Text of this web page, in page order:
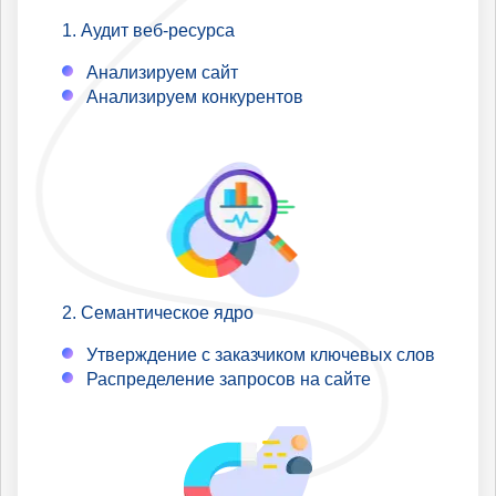
Аудит веб-ресурса
Анализируем сайт
Анализируем конкурентов
Семантическое ядро
Утверждение с заказчиком ключевых слов
Распределение запросов на сайте